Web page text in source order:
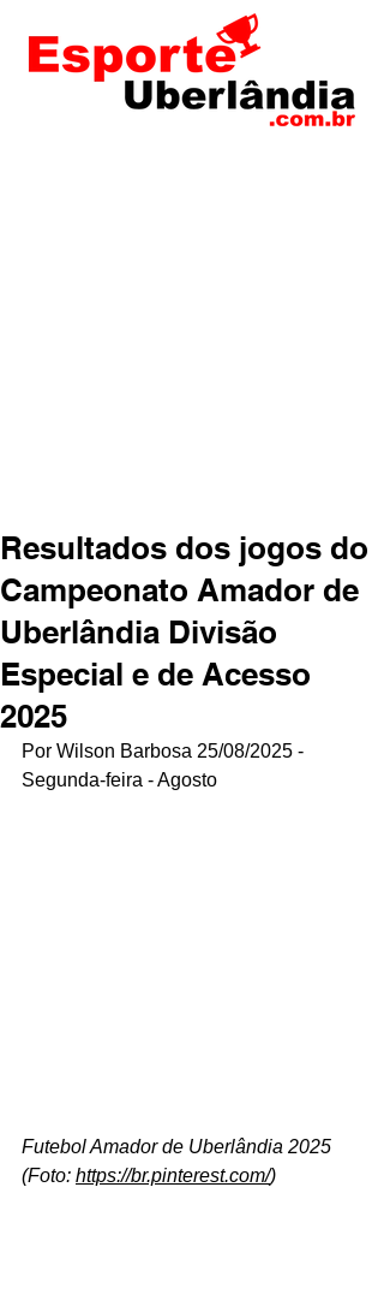
Resultados dos jogos do
Campeonato Amador de
Uberlândia Divisão
Especial e de Acesso
2025
Por Wilson Barbosa 25/08/2025 -
Segunda-feira - Agosto
Futebol Amador de Uberlândia 2025
(Foto: https://br.pinterest.com/)